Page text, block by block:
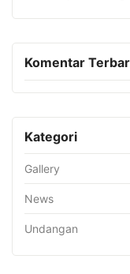
Komentar
Kategori
Gallery
News
Undangan